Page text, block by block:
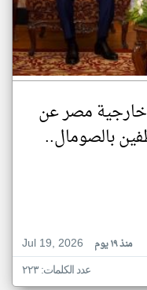
مصر عن
بالصومال..
Jul 19, 2026
منذ ١٩ يوم
عدد الكلمات: ٢٢٣